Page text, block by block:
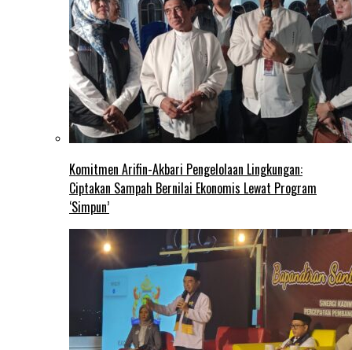
Komitmen Arifin-Akbari Pengelolaan Lingkungan:
Ciptakan Sampah Bernilai Ekonomis Lewat Program
‘Simpun’